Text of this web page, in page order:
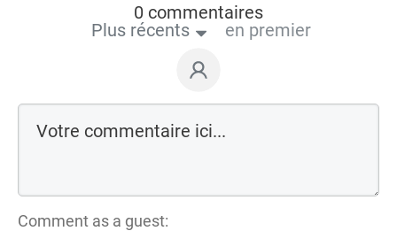
0 commentaires
Plus récents
en premier
Comment as a guest: